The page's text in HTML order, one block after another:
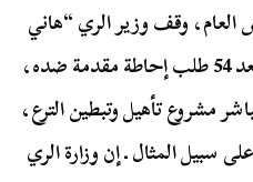
نفس العام، وقف وزير الري “هاني
سويلم” أمام البرلمان المصري بعد 54 طلب إحاطة مقدمة ضده،
مشروع تأهيل وتبطين الترع،
سبيل المثال ـ إن وزارة الري